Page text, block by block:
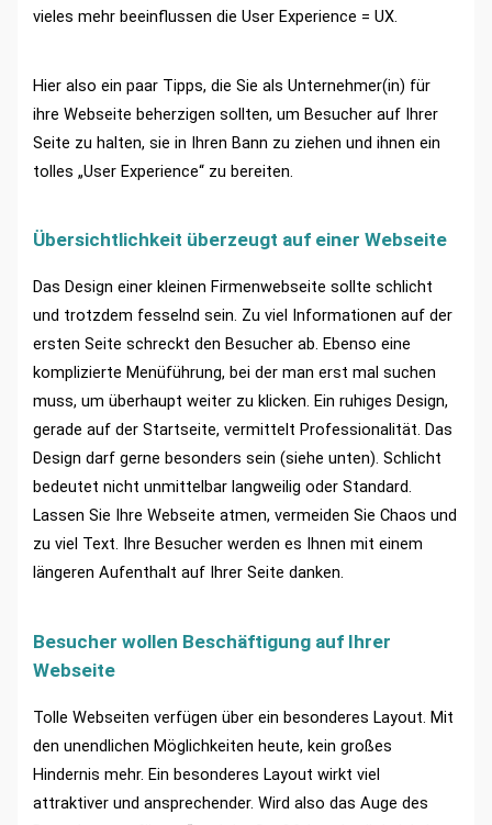
vieles mehr beeinflussen die User Experience = UX.
Hier also ein paar Tipps, die Sie als Unternehmer(in) für
ihre Webseite beherzigen sollten, um Besucher auf Ihrer
Seite zu halten, sie in Ihren Bann zu ziehen und ihnen ein
tolles „User Experience“ zu bereiten.
Übersichtlichkeit überzeugt auf einer Webseite
Das Design einer kleinen Firmenwebseite sollte schlicht
und trotzdem fesselnd sein. Zu viel Informationen auf der
ersten Seite schreckt den Besucher ab. Ebenso eine
komplizierte Menüführung, bei der man erst mal suchen
muss, um überhaupt weiter zu klicken. Ein ruhiges Design,
gerade auf der Startseite, vermittelt Professionalität. Das
Design darf gerne besonders sein (siehe unten). Schlicht
bedeutet nicht unmittelbar langweilig oder Standard.
Lassen Sie Ihre Webseite atmen, vermeiden Sie Chaos und
zu viel Text. Ihre Besucher werden es Ihnen mit einem
längeren Aufenthalt auf Ihrer Seite danken.
Besucher wollen Beschäftigung auf Ihrer
Webseite
Tolle Webseiten verfügen über ein besonderes Layout. Mit
den unendlichen Möglichkeiten heute, kein großes
Hindernis mehr. Ein besonderes Layout wirkt viel
attraktiver und ansprechender. Wird also das Auge des